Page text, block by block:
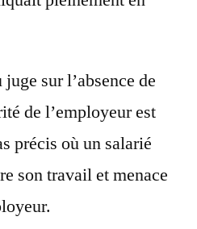
sur l’absence de
de l’employeur est
précis où un salarié
son travail et menace